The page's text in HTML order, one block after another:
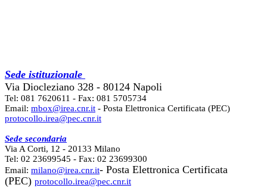
Sede istituzionale
Via Diocleziano 328 - 80124 Napoli
Tel: 081 7620611 - Fax: 081 5705734
Email: mbox@irea.cnr.it - Posta Elettronica Certificata (PEC)
protocollo.irea@pec.cnr.it
Sede secondaria
Via A Corti, 12 - 20133 Milano
Tel: 02 23699545 - Fax: 02 23699300
Email: milano@irea.cnr.it- Posta Elettronica Certificata
(PEC) protocollo.irea@pec.cnr.it